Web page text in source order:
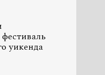
уикенда